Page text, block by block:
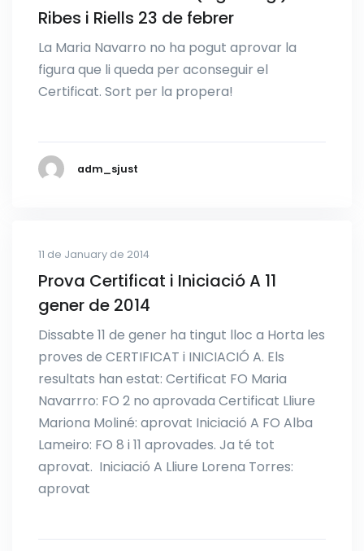
Ribes i Riells 23 de febrer
La Maria Navarro no ha pogut aprovar la
figura que li queda per aconseguir el
Certificat. Sort per la propera!
adm_sjust
11 de January de 2014
Prova Certificat i Iniciació A 11
gener de 2014
Dissabte 11 de gener ha tingut lloc a Horta les
proves de CERTIFICAT i INICIACIÓ A. Els
resultats han estat: Certificat FO Maria
Navarrro: FO 2 no aprovada Certificat Lliure
Mariona Moliné: aprovat Iniciació A FO Alba
Lameiro: FO 8 i 11 aprovades. Ja té tot
aprovat. Iniciació A Lliure Lorena Torres:
aprovat